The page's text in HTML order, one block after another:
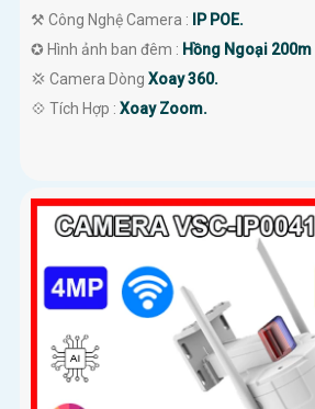
⚒ Công Nghệ Camera :
IP POE.
✪ Hình ảnh ban đêm : Hồng Ngoại 200m
💢 Camera Dòng Xoay 360.
️💠 Tích Hợp : Xoay Zoom.